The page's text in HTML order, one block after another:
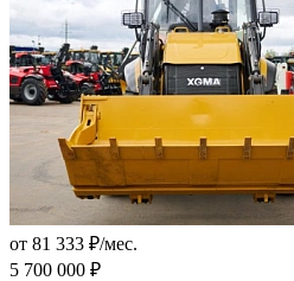
от 81 333 ₽/мес.
5 700 000 ₽